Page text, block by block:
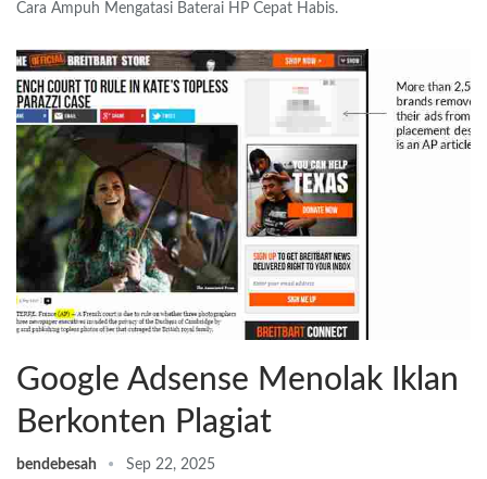
Cara Ampuh Mengatasi Baterai HP Cepat Habis.
Google Adsense Menolak Iklan
Berkonten Plagiat
bendebesah Sep 22, 2025